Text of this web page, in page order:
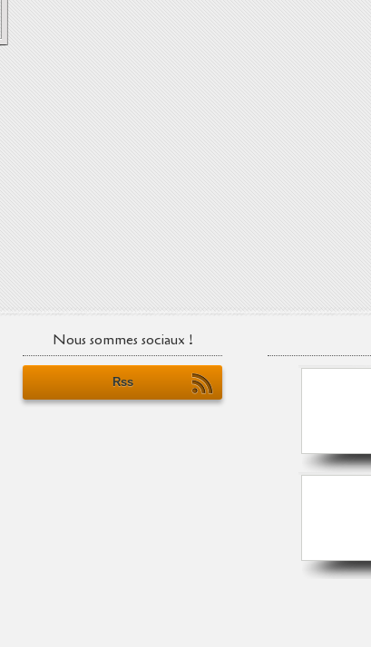
Nous sommes sociaux !
Rss